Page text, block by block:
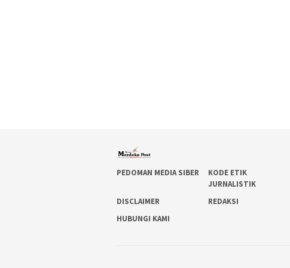
PEDOMAN MEDIA SIBER
KODE ETIK
JURNALISTIK
DISCLAIMER REDAKSI
HUBUNGI KAMI